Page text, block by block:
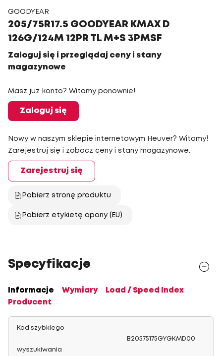
GOODYEAR
205/75R17.5 GOODYEAR KMAX D
126G/124M 12PR TL M+S 3PMSF
Zaloguj się i przeglądaj ceny i stany
magazynowe
Masz już konto? Witamy ponownie!
Zaloguj się
Nowy w naszym sklepie internetowym Heuver? Witamy!
Zarejestruj się i zobacz ceny i stany magazynowe.
Zarejestruj się
Pobierz stronę produktu
Pobierz etykietę opony (EU)
Specyfikacje
Informacje Wymiary
Load / Speed Index
Producent
Kod szybkiego
wyszukiwania
B20575175GYGKMD00